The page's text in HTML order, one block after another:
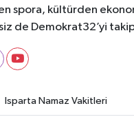
spora, kültürden
de Demokrat32’yi
Isparta Namaz Vakitleri